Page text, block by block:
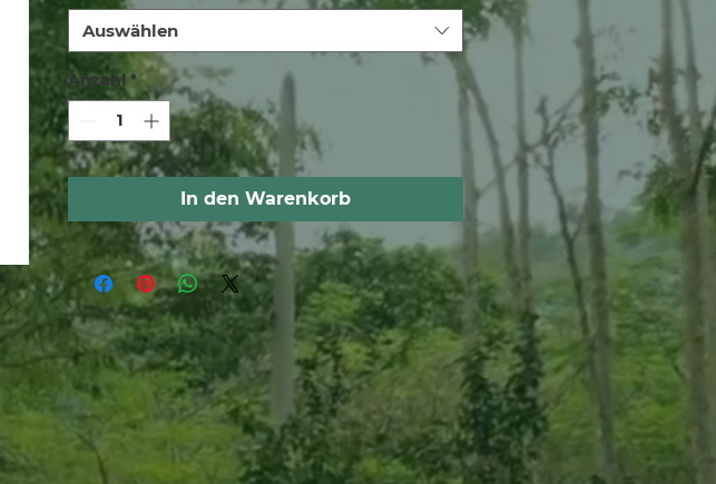
Auswählen
Anzahl *
In den Warenkorb